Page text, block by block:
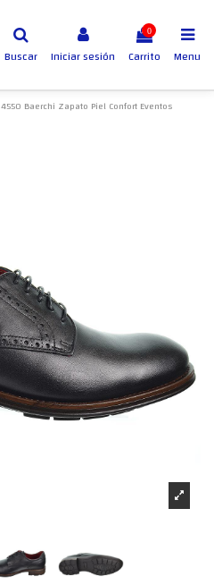
Buscar Iniciar sesión
0
Carrito Menu
4550 Baerchi Zapato Piel Confort Eventos